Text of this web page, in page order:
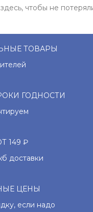
чтобы не
ТОВАРЫ
ГОДНОСТИ
149 ₽
доставки
ЦЕНЫ
если надо